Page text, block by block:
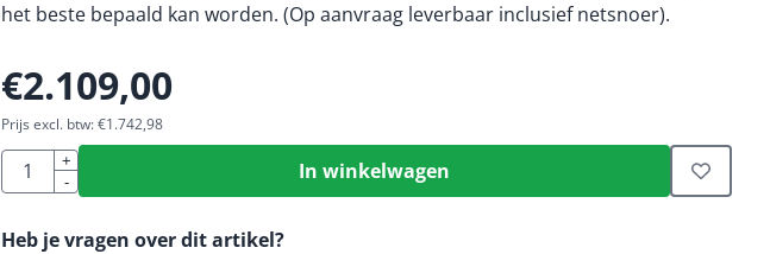
het beste bepaald kan worden. (Op aanvraag leverbaar inclusief netsnoer).
€2.109,00
Prijs excl. btw: €1.742,98
Aantal
+
-
In winkelwagen
Heb je vragen over dit artikel?